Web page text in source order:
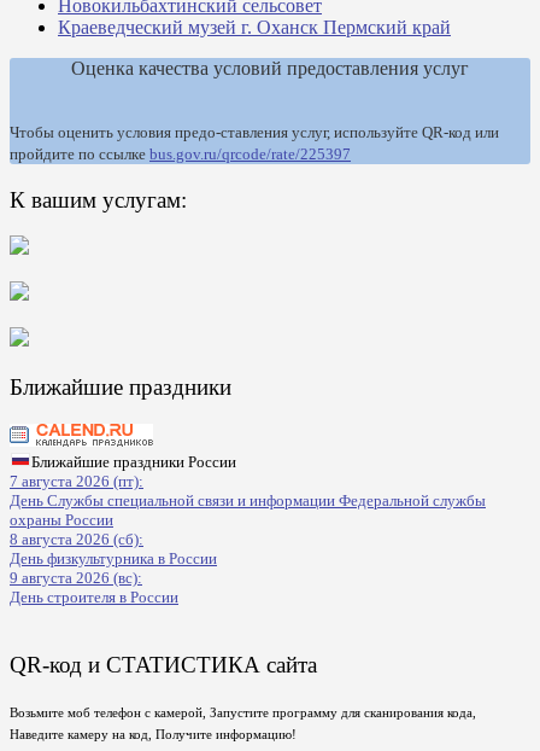
Новокильбахтинский сельсовет
Краеведческий музей г. Оханск Пермский край
Оценка качества условий предоставления услуг
Чтобы оценить условия предо-ставления услуг, используйте QR-код или
пройдите по ссылке bus.gov.ru/qrcode/rate/225397
К вашим услугам:
Ближайшие праздники
Ближайшие праздники России
7 августа 2026 (пт):
День Службы специальной связи и информации Федеральной службы
охраны России
8 августа 2026 (сб):
День физкультурника в России
9 августа 2026 (вс):
День строителя в России
QR-код и СТАТИСТИКА сайта
Возьмите моб телефон с камерой, Запустите программу для сканирования кода,
Наведите камеру на код, Получите информацию!